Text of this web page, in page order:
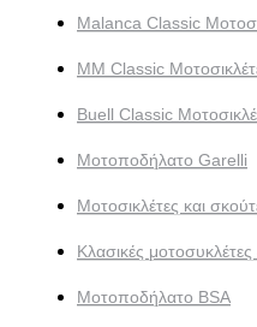
Malanca Classic
MM Classic
Buell Classic
Μοτοποδήλατο Garelli
Μοτοσικλέτες και
Κλασικές
Μοτοποδήλατο BSA